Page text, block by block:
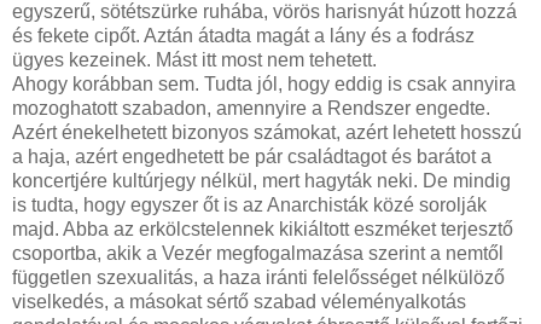
egyszerű, sötétszürke ruhába, vörös harisnyát húzott hozzá
és fekete cipőt. Aztán átadta magát a lány és a fodrász
ügyes kezeinek. Mást itt most nem tehetett.
Ahogy korábban sem. Tudta jól, hogy eddig is csak annyira
mozoghatott szabadon, amennyire a Rendszer engedte.
Azért énekelhetett bizonyos számokat, azért lehetett hosszú
a haja, azért engedhetett be pár családtagot és barátot a
koncertjére kultúrjegy nélkül, mert hagyták neki. De mindig
is tudta, hogy egyszer őt is az Anarchisták közé sorolják
majd. Abba az erkölcstelennek kikiáltott eszméket terjesztő
csoportba, akik a Vezér megfogalmazása szerint a nemtől
független szexualitás, a haza iránti felelősséget nélkülöző
viselkedés, a másokat sértő szabad véleményalkotás